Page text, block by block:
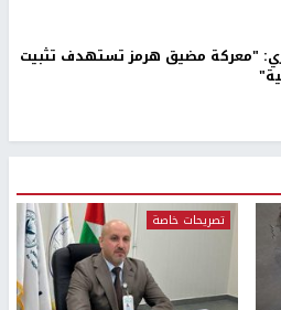
"معركة مضيق هرمز تستهدف تثبيت
تصريحات خاصة